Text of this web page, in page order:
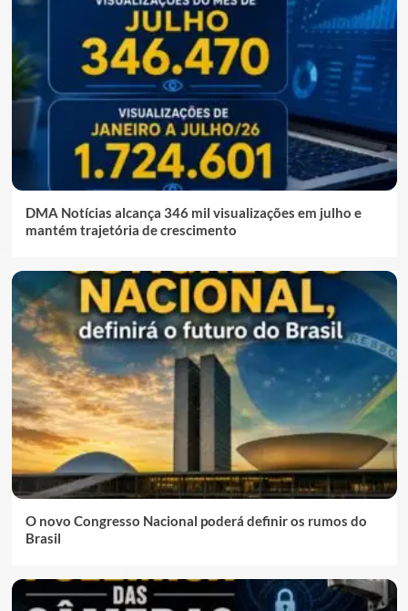
DMA Notícias alcança 346 mil visualizações em julho e
mantém trajetória de crescimento
O novo Congresso Nacional poderá definir os rumos do
Brasil